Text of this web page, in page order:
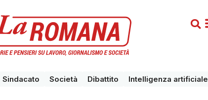
Sindacato Società Dibattito Intelligenza artificiale